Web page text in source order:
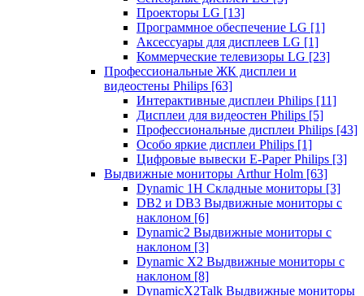
Проекторы LG [13]
Программное обеспечение LG [1]
Аксессуары для дисплеев LG [1]
Коммерческие телевизоры LG [23]
Профессиональные ЖК дисплеи и
видеостены Philips [63]
Интерактивные дисплеи Philips [11]
Дисплеи для видеостен Philips [5]
Профессиональные дисплеи Philips [43]
Особо яркие дисплеи Philips [1]
Цифровые вывески E-Paper Philips [3]
Выдвижные мониторы Arthur Holm [63]
Dynamic 1Н Складные мониторы [3]
DB2 и DB3 Выдвижные мониторы с
наклоном [6]
Dynamic2 Выдвижные мониторы с
наклоном [3]
Dynamic X2 Выдвижные мониторы с
наклоном [8]
DynamicX2Talk Выдвижные мониторы